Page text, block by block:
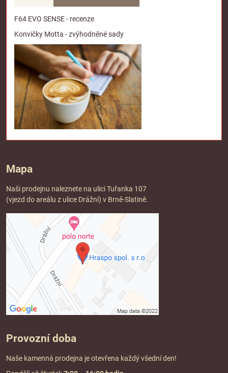
F64 EVO SENSE - recenze
Konvičky Motta - zvýhodněné sady
Mapa
Naši prodejnu naleznete na ulici Tuřanka 107
(vjezd do areálu z ulice Drážní) v Brně-Slatině.
Provozní doba
Naše kamenná prodejna je otevřena každý všední den!